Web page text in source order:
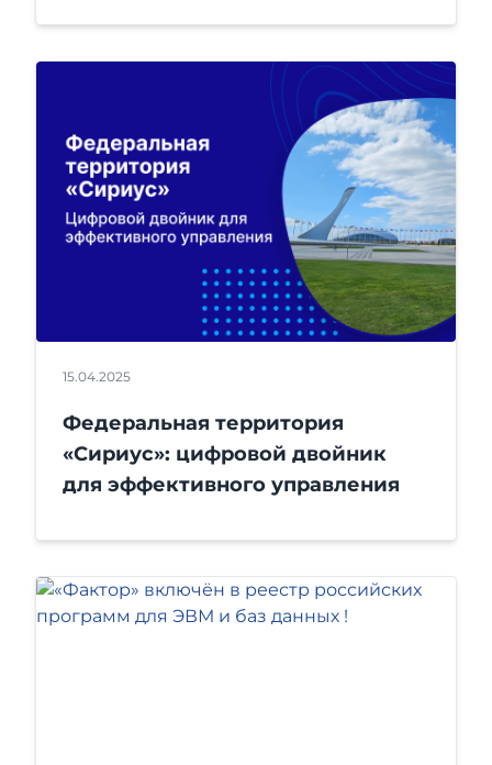
15.04.2025
Федеральная территория
«Сириус»: цифровой двойник
для эффективного управления